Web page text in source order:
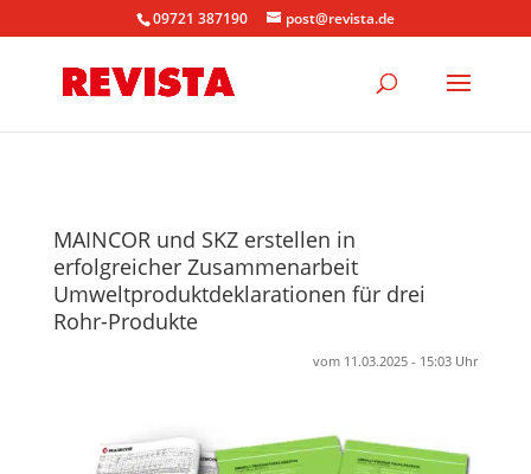
09721 387190 post@revista.de
MAINCOR und SKZ erstellen in
erfolgreicher Zusammenarbeit
Umweltproduktdeklarationen für drei
Rohr-Produkte
vom 11.03.2025 - 15:03 Uhr